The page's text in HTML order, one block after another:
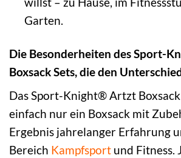
Garten.
Die Besonderheiten des Sport-
Boxsack Sets, die den
Das Sport-Knight® Artzt
einfach nur ein Boxsack mit
Ergebnis jahrelanger Erfahrung
Bereich Kampfsport und Fitness.